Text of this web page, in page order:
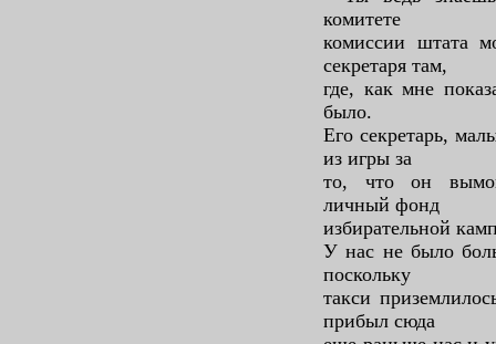
комитете
комиссии штата
секретаря там,
где, как мне
было.
Его секретарь,
из игры за
то, что он
личный фонд
избирательной
У нас не было
поскольку
такси
прибыл сюда